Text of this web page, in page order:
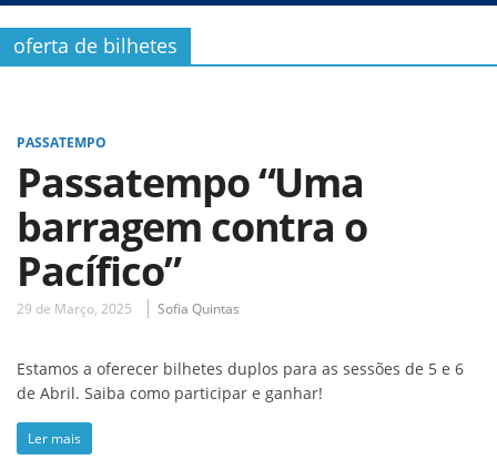
oferta de bilhetes
PASSATEMPO
Passatempo “Uma
barragem contra o
Pacífico”
29 de Março, 2025 Sofia Quintas
Estamos a oferecer bilhetes duplos para as sessões de 5 e 6
de Abril. Saiba como participar e ganhar!
Ler mais